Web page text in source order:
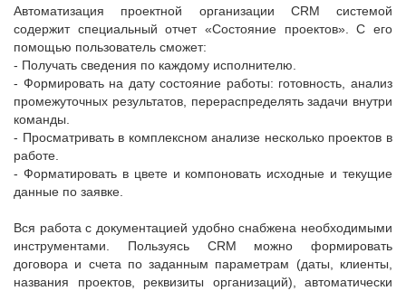
Автоматизация проектной организации CRM системой
содержит специальный отчет «Состояние проектов». С его
помощью пользователь сможет:
- Получать сведения по каждому исполнителю.
- Формировать на дату состояние работы: готовность, анализ
промежуточных результатов, перераспределять задачи внутри
команды.
- Просматривать в комплексном анализе несколько проектов в
работе.
- Форматировать в цвете и компоновать исходные и текущие
данные по заявке.
Вся работа с документацией удобно снабжена необходимыми
инструментами. Пользуясь CRM можно формировать
договора и счета по заданным параметрам (даты, клиенты,
названия проектов, реквизиты организаций), автоматически